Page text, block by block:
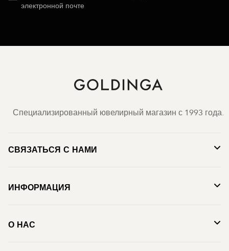
электронной почте
Специализированный ювелирный магазин с 1993 года.
СВЯЗАТЬСЯ С НАМИ
ИНФОРМАЦИЯ
О НАС